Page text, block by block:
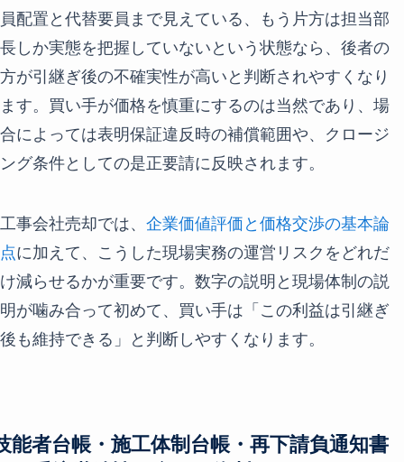
員配置と代替要員まで見えている、もう片方は担当部
長しか実態を把握していないという状態なら、後者の
方が引継ぎ後の不確実性が高いと判断されやすくなり
ます。買い手が価格を慎重にするのは当然であり、場
合によっては表明保証違反時の補償範囲や、クロージ
ング条件としての是正要請に反映されます。
工事会社売却では、 企業価値評価と価格交渉の基本論
点に加えて、こうした現場実務の運営リスクをどれだ
け減らせるかが重要です。数字の説明と現場体制の説
明が噛み合って初めて、買い手は「この利益は引継ぎ
後も維持できる」と判断しやすくなります。
能者台帳・施工体制台帳・再下請負通知書